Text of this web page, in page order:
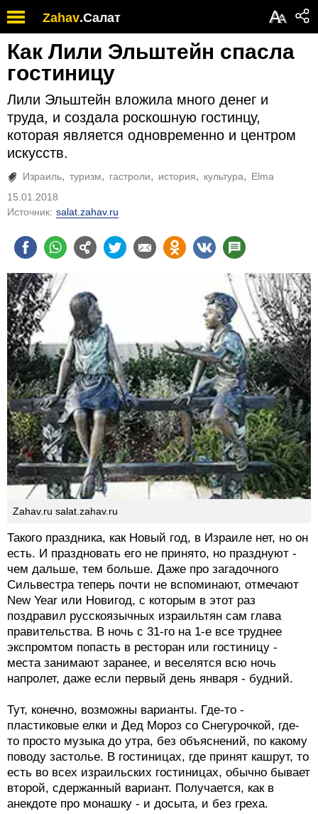
Zahav.Салат АА
Как Лили Эльштейн спасла
гостиницу
Лили Эльштейн вложила много денег и
труда, и создала роскошную гостинцу,
которая является одновременно и центром
искусств.
Израиль туризм гастроли история культура
Elma
15.01.2018
Источник: salat.zahav.ru
Zahav.ru salat.zahav.ru
Такого праздника, как Новый год, в Израиле нет, но он
есть. И праздновать его не принято, но празднуют -
чем дальше, тем больше. Даже про загадочного
Сильвестра теперь почти не вспоминают, отмечают
New Year или Новигод, с которым в этот раз
поздравил русскоязычных израильтян сам глава
правительства. В ночь с 31-го на 1-е все труднее
экспромтом попасть в ресторан или гостиницу -
места занимают заранее, и веселятся всю ночь
напролет, даже если первый день января - будний.
Тут, конечно, возможны варианты. Где-то -
пластиковые елки и Дед Мороз со Снегурочкой, где-
то просто музыка до утра, без объяснений, по какому
поводу застолье. В гостиницах, где принят кашрут, то
есть во всех израильских гостиницах, обычно бывает
второй, сдержанный вариант. Получается, как в
анекдоте про монашку - и досыта, и без греха.